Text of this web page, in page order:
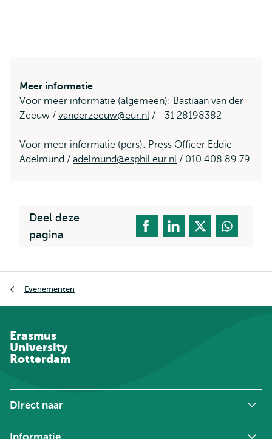
Meer informatie
Voor meer informatie (algemeen): Bastiaan van der
Zeeuw / vanderzeeuw@eur.nl / +31 28198382
Voor meer informatie (pers): Press Officer Eddie
Adelmund / adelmund@esphil.eur.nl / 010 408 89 79
Deel deze
pagina
Evenementen
Erasmus
University
Rotterdam
Direct naar